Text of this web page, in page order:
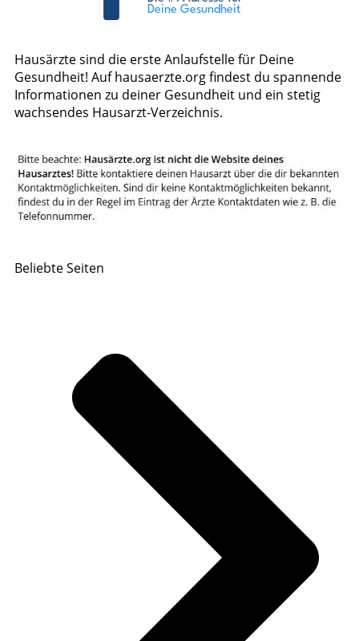
Hausärzte sind die erste Anlaufstelle für Deine
Gesundheit! Auf hausaerzte.org findest du spannende
Informationen zu deiner Gesundheit und ein stetig
wachsendes Hausarzt-Verzeichnis.
Beliebte Seiten